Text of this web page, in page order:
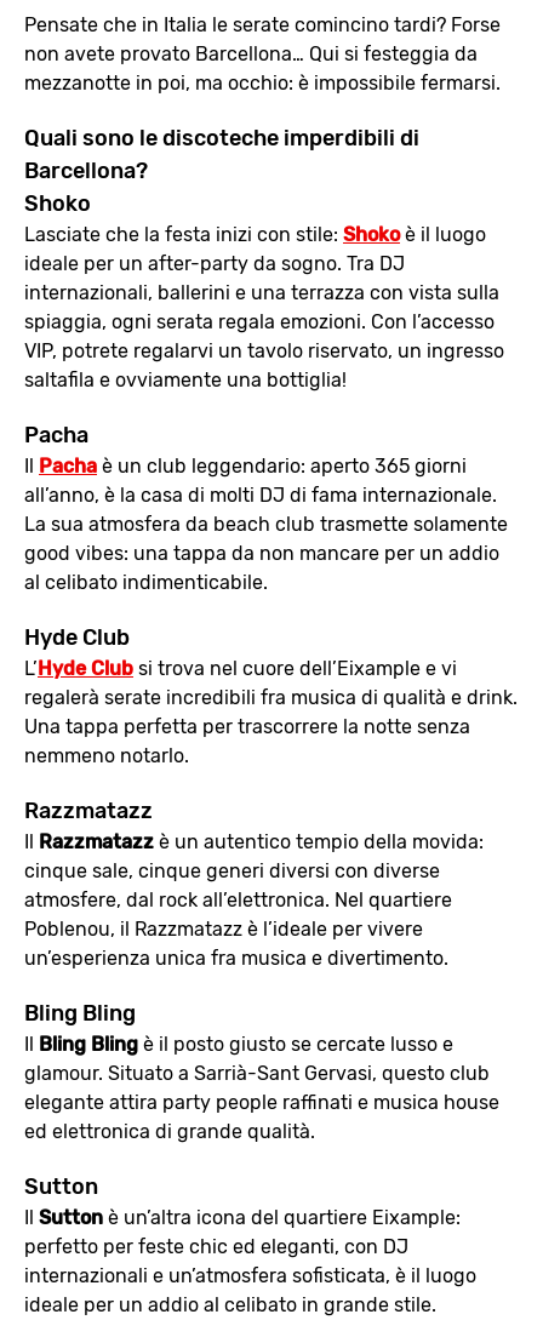
Pensate che in Italia le serate comincino tardi? Forse
non avete provato Barcellona… Qui si festeggia da
mezzanotte in poi, ma occhio: è impossibile fermarsi.
Quali sono le discoteche imperdibili di
Barcellona?
Shoko
Lasciate che la festa inizi con stile: Shokoè il luogo
ideale per un after-party da sogno. Tra DJ
internazionali, ballerini e una terrazza con vista sulla
spiaggia, ogni serata regala emozioni. Con l’accesso
VIP, potrete regalarvi un tavolo riservato, un ingresso
saltafila e ovviamente una bottiglia!
Pacha
Il Pacha è un club leggendario: aperto 365 giorni
all’anno, è la casa di molti DJ di fama internazionale.
La sua atmosfera da beach club trasmette solamente
good vibes: una tappa da non mancare per un addio
al celibato indimenticabile.
Hyde Club
L’Hyde Club si trova nel cuore dell’Eixample e vi
regalerà serate incredibili fra musica di qualità e drink.
Una tappa perfetta per trascorrere la notte senza
nemmeno notarlo.
Razzmatazz
Il Razzmatazz è un autentico tempio della movida:
cinque sale, cinque generi diversi con diverse
atmosfere, dal rock all’elettronica. Nel quartiere
Poblenou, il Razzmatazz è l’ideale per vivere
un’esperienza unica fra musica e divertimento.
Bling Bling
Il Bling Bling è il posto giusto se cercate lusso e
glamour. Situato a Sarrià-Sant Gervasi, questo club
elegante attira party people raffinati e musica house
ed elettronica di grande qualità.
Sutton
Il Sutton è un’altra icona del quartiere Eixample:
perfetto per feste chic ed eleganti, con DJ
internazionali e un’atmosfera sofisticata, è il luogo
ideale per un addio al celibato in grande stile.